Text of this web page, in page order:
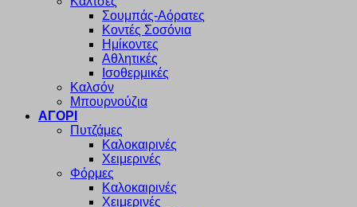
Σουμπάς-Αόρατες
Κοντές Σοσόνια
Ημίκοντες
Αθλητικές
Ισοθερμικές
Καλσόν
Μπουρνούζια
ΑΓΟΡΙ
Πυτζάμες
Καλοκαιρινές
Χειμερινές
Φόρμες
Καλοκαιρινές
Χειμερινές